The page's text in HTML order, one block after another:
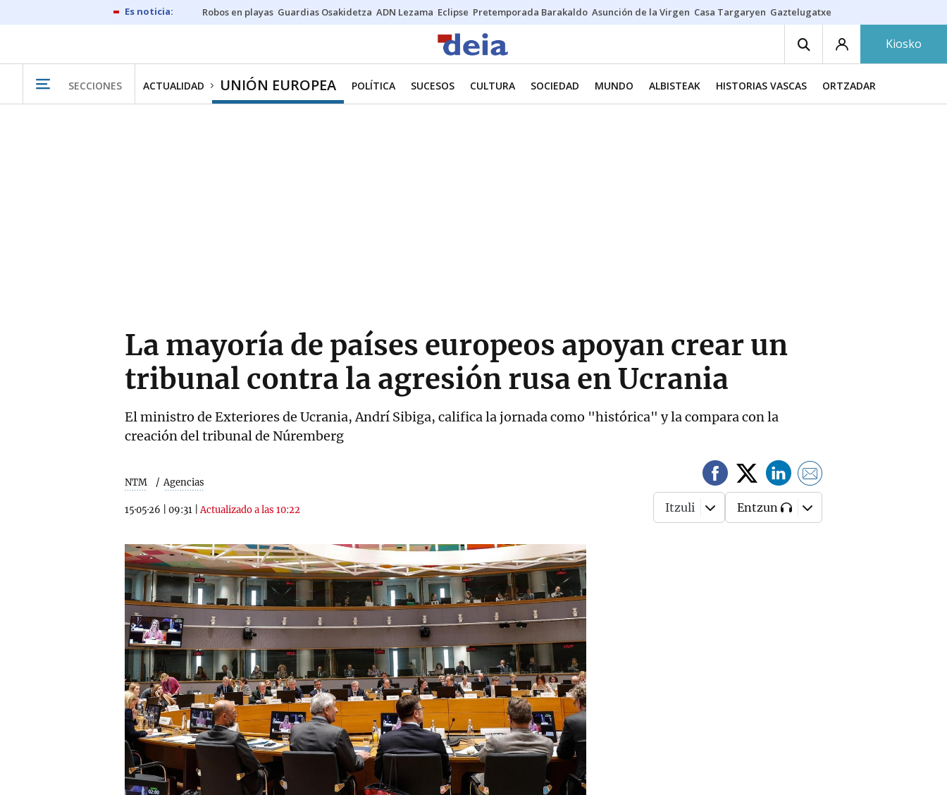
Robos en playas Guardias Osakidetza ADN Lezama Eclipse Pretemporada Barakaldo Asunción de la Virgen Casa Targaryen Gaztelugatxe
Kiosko
SECCIONES ACTUALIDAD UNIÓN EUROPEA POLÍTICA SUCESOS CULTURA SOCIEDAD MUNDO ALBISTEAK HISTORIAS VASCAS ORTZADAR
La mayoría de países europeos apoyan crear un
tribunal contra la agresión rusa en Ucrania
El ministro de Exteriores de Ucrania, Andrí Sibiga, califica la jornada como "histórica" y la compara con la
creación del tribunal de Núremberg
NTM Agencias
15·05·26 09:31 |Actualizado a las 10:22 Itzuli Entzun